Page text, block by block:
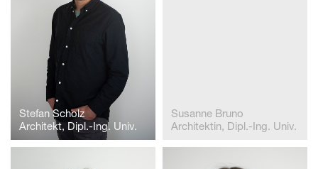
Stefan Scholz
Architekt, Dipl.-Ing. Univ.
Susanne Bruno
Architektin, Dipl.-Ing. Univ.